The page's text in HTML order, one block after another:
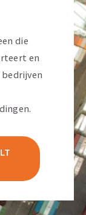
die
en